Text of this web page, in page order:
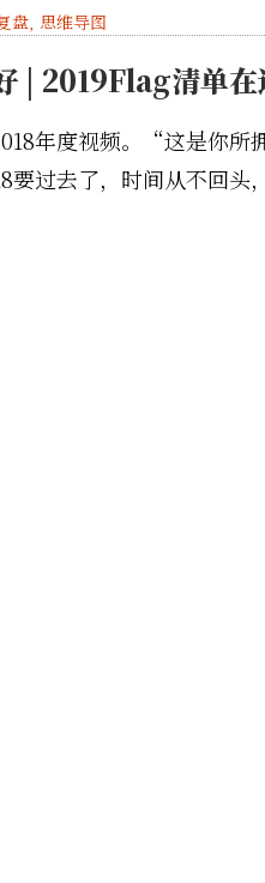
盘, 思维导图
| 2019Flag清单
年度视频。“这是你所
要过去了，时间从不回